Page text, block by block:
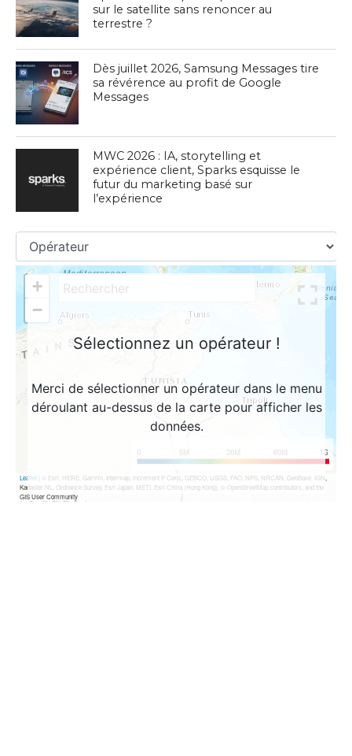
sur le satellite sans renoncer au
terrestre ?
Dès juillet 2026, Samsung Messages tire
sa révérence au profit de Google
Messages
MWC 2026 : IA, storytelling et
expérience client, Sparks esquisse le
futur du marketing basé sur
l’expérience